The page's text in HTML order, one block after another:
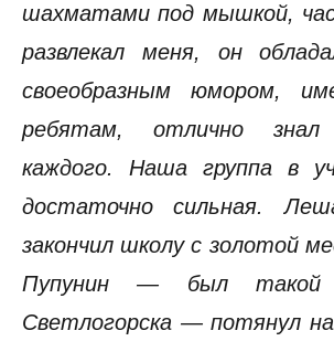
шахматами под мышкой,
развлекал меня, он
своеобразным юмором,
ребятам, отлично знал
каждого. Наша группа в
достаточно сильная.
закончил школу с золотой
Пупунин — был такой
Светлогорска — потянул